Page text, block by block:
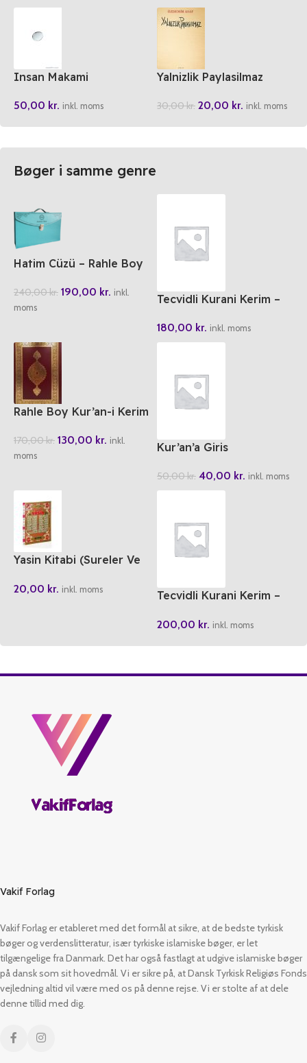
Insan Makami
50,00 kr. inkl. moms
Yalnizlik Paylasilmaz
30,00kr. 20,00 kr. inkl. moms
Bøger i samme genre
Hatim Cüzü – Rahle Boy
240,00kr. 190,00 kr. inkl.
moms
Tecvidli Kurani Kerim –
180,00 kr. inkl. moms
Rahle Boy Kur’an-i Kerim
170,00kr. 130,00 kr. inkl.
moms
Kur’an’a Giris
50,00kr. 40,00 kr. inkl. moms
Yasin Kitabi (Sureler Ve
20,00 kr. inkl. moms
Tecvidli Kurani Kerim –
200,00 kr. inkl. moms
Vakif Forlag
Vakif Forlag er etableret med det formål at sikre, at de bedste tyrkisk
bøger og verdenslitteratur, især tyrkiske islamiske bøger, er let
tilgængelige fra Danmark. Det har også fastlagt at udgive islamiske bøger
på dansk som sit hovedmål. Vi er sikre på, at Dansk Tyrkisk Religiøs Fonds
vejledning altid vil være med os på denne rejse. Vi er stolte af at dele
denne tillid med dig.